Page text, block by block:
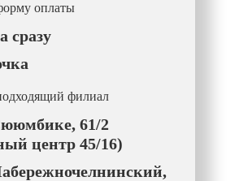
оплаты
сразу
филиал
61/2
центр 45/16)